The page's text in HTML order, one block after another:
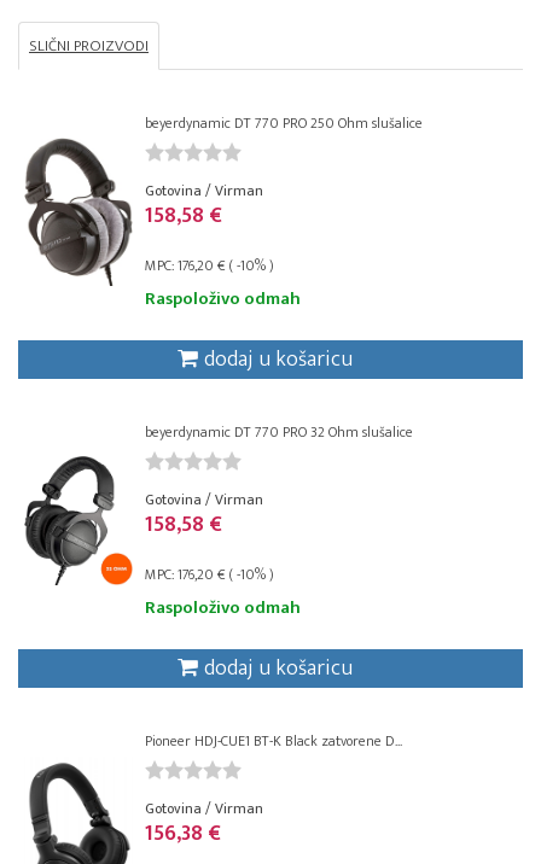
SLIČNI PROIZVODI
beyerdynamic DT 770 PRO 250 Ohm slušalice
Gotovina / Virman
158,58 €
MPC: 176,20 € ( -10% )
Raspoloživo odmah
dodaj u košaricu
beyerdynamic DT 770 PRO 32 Ohm slušalice
Gotovina / Virman
158,58 €
MPC: 176,20 € ( -10% )
Raspoloživo odmah
dodaj u košaricu
Pioneer HDJ-CUE1 BT-K Black zatvorene D...
Gotovina / Virman
156,38 €